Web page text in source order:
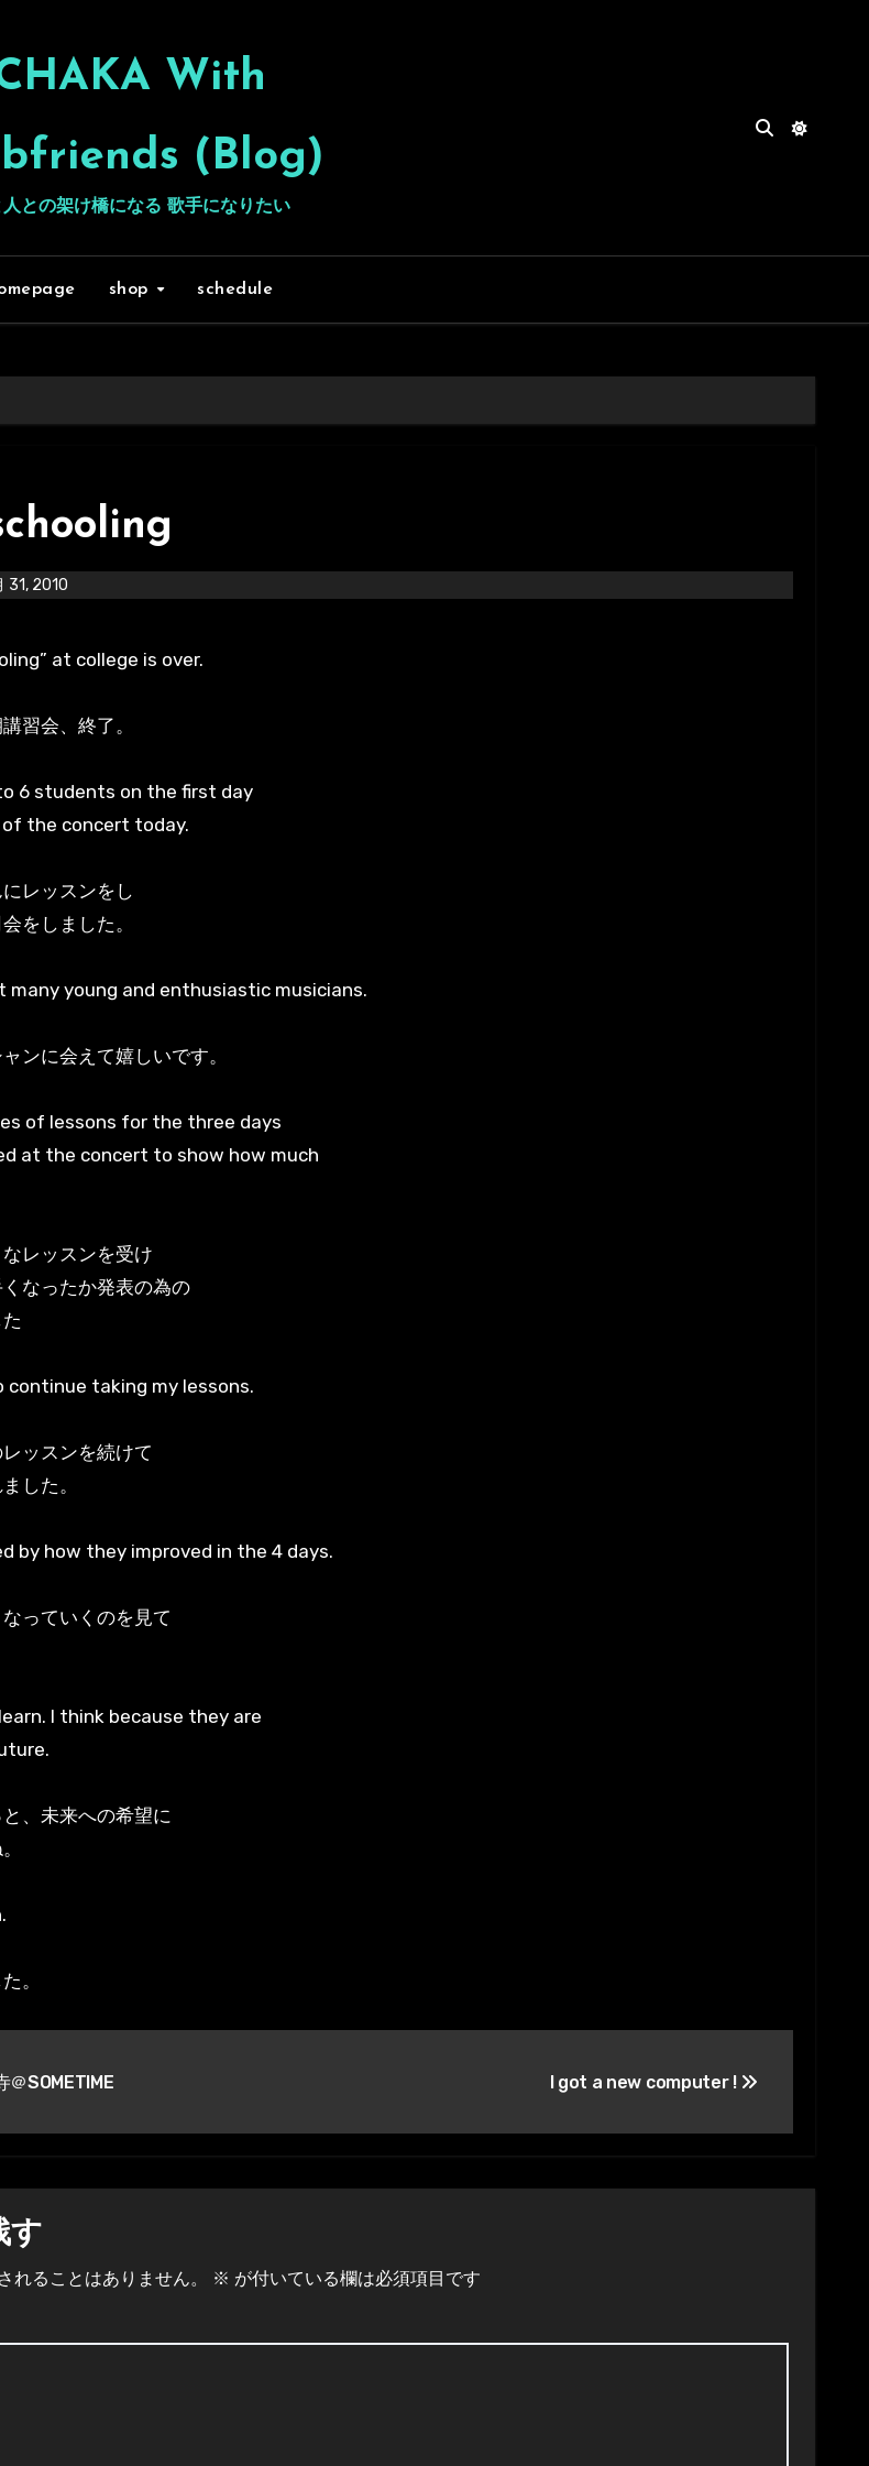
With
(Blog)
人との架け橋になる 歌手になりたい
shop schedule
31, 2010
at college is over.
習会、終了。
6 students on the first day
the concert today.
レッスンをし
をしました。
many young and enthusiastic musicians.
ンに会えて嬉しいです。
of lessons for the three days
at the concert to show how much
レッスンを受け
なったか発表の為の
taking my lessons.
ッスンを続けて
した。
by how they improved in the 4 days.
っていくのを見て
I think because they are
、未来への希望に
。
＠SOMETIME I got a new computer !
す
れることはありません。 ※ が付いている欄は必須項目です